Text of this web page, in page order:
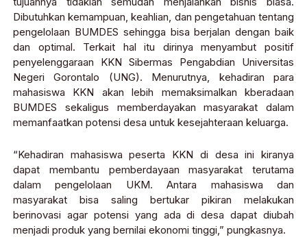
Dibutuhkan kemampuan, keahlian, dan pengetahuan tentang
pengelolaan BUMDES sehingga bisa berjalan dengan baik
dan optimal. Terkait hal itu dirinya menyambut positif
penyelenggaraan KKN Sibermas Pengabdian Universitas
Negeri Gorontalo (UNG). Menurutnya, kehadiran para
mahasiswa KKN akan lebih memaksimalkan kberadaan
BUMDES sekaligus memberdayakan masyarakat dalam
memanfaatkan potensi desa untuk kesejahteraan keluarga.
“Kehadiran mahasiswa peserta KKN di desa ini kiranya
dapat membantu pemberdayaan masyarakat terutama
dalam pengelolaan UKM. Antara mahasiswa dan
masyarakat bisa saling bertukar pikiran melakukan
berinovasi agar potensi yang ada di desa dapat diubah
menjadi produk yang bernilai ekonomi tinggi,” pungkasnya.